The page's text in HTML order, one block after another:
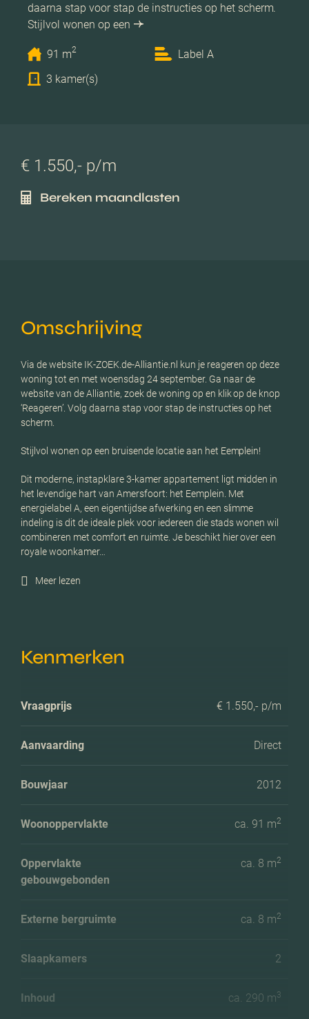
daarna stap voor stap de instructies op het scherm.
Stijlvol wonen op een
91 m2
Label A
3 kamer(s)
€ 1.550,- p/m
Bereken maandlasten
Omschrijving
Via de website IK-ZOEK.de-Alliantie.nl kun je reageren op deze
woning tot en met woensdag 24 september. Ga naar de
website van de Alliantie, zoek de woning op en klik op de knop
‘Reageren’. Volg daarna stap voor stap de instructies op het
scherm.
Stijlvol wonen op een bruisende locatie aan het Eemplein!
Dit moderne, instapklare 3-kamer appartement ligt midden in
het levendige hart van Amersfoort: het Eemplein. Met
energielabel A, een eigentijdse afwerking en een slimme
indeling is dit de ideale plek voor iedereen die stads wonen wil
combineren met comfort en ruimte. Je beschikt hier over een
royale woonkamer…
Meer lezen
Kenmerken
Vraagprijs € 1.550,- p/m
Aanvaarding Direct
Bouwjaar 2012
Woonoppervlakte ca. 91 m2
Oppervlakte
gebouwgebonden
ca. 8 m2
Externe bergruimte ca. 8 m2
Slaapkamers 2
Inhoud ca. 290 m3